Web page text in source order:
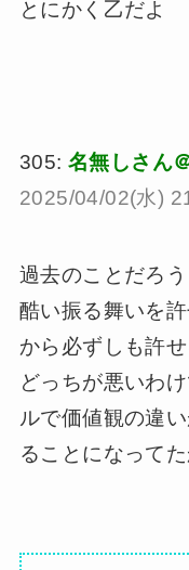
とにかく乙だよ
305: 名無しさん
2025/04/02(水)
過去のことだろ
酷い振る舞いを
から必ずしも許
どっちが悪いわ
ルで価値観の違
ることになって